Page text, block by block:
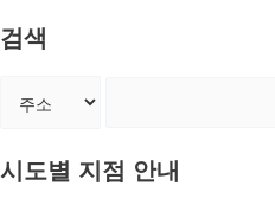
검색
시도별 지점 안내